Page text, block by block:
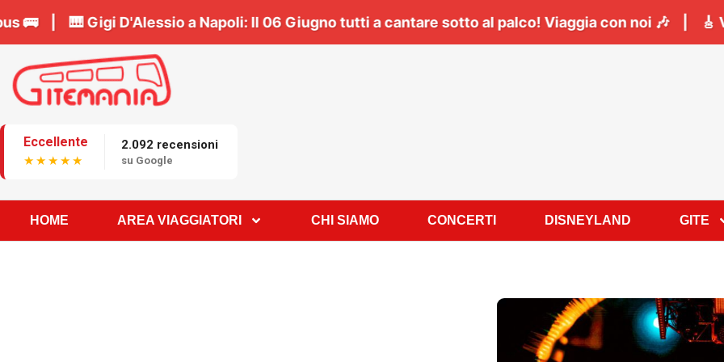
il tuo posto in bus 🚌 | 🎹Gigi D'Alessio a Napoli:Il06 Giugno tutti a cantare sotto al palco!
Eccellente
★★★★★
2.092 recensioni
su Google
HOME AREA VIAGGIATORI CHI SIAMO CONCERTI DISNEYLAND GITE